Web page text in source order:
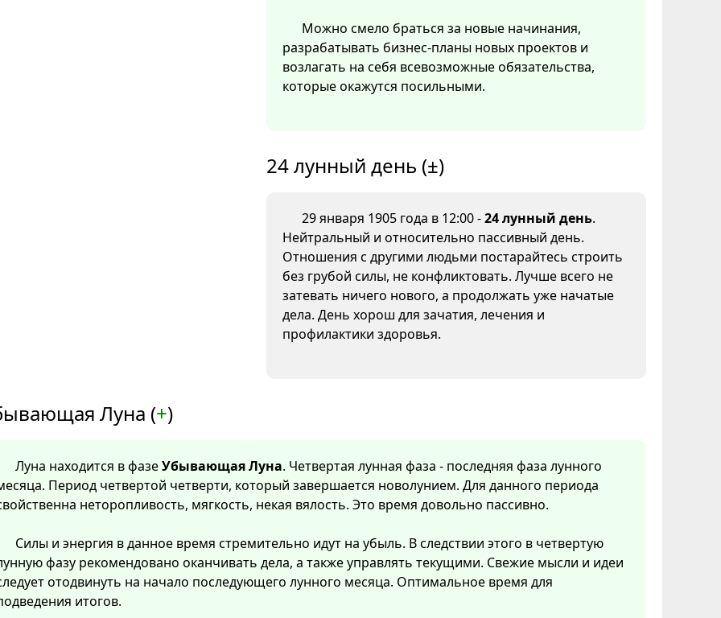
Можно смело браться за новые начинания,
разрабатывать бизнес-планы новых проектов и
возлагать на себя всевозможные обязательства,
которые окажутся посильными.
24 лунный день (±)
29 января 1905 года в 12:00 -24 лунный день.
Нейтральный и относительно пассивный день.
Отношения с другими людьми постарайтесь строить
без грубой силы, не конфликтовать. Лучше всего не
затевать ничего нового, а продолжать уже начатые
дела. День хорош для зачатия, лечения и
профилактики здоровья.
Луна (+)
Луна находится в фазеУбывающая Луна. Четвертая лунная фаза - последняя фаза лунного
Период четвертой четверти, который завершается новолунием. Для данного периода
неторопливость, мягкость, некая вялость. Это время довольно пассивно.
Силы и энергия в данное время стремительно идут на убыль. В следствии этого в четвертую
фазу рекомендовано оканчивать дела, а также управлять текущими. Свежие мысли и идеи
отодвинуть на начало последующего лунного месяца. Оптимальное время для
итогов.